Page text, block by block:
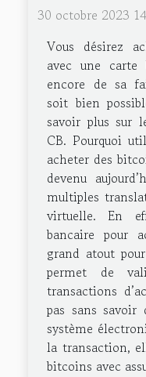
30 octobre 2023
Vous désirez
avec une carte
encore de sa
soit bien
savoir plus sur
CB. Pourquoi
acheter des
devenu
multiples
virtuelle. En
bancaire pour
grand atout
permet de
transactions
pas sans
système
la transaction,
bitcoins avec